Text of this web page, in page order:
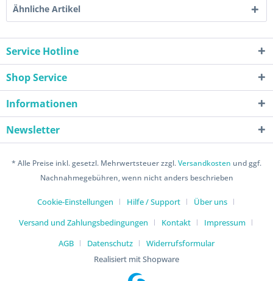
Ähnliche Artikel
Service Hotline
Shop Service
Informationen
Newsletter
* Alle Preise inkl. gesetzl. Mehrwertsteuer zzgl.Versandkosten und ggf.
Nachnahmegebühren, wenn nicht anders beschrieben
Cookie-Einstellungen Hilfe / Support
Über uns
Versand und Zahlungsbedingungen
Kontakt
Impressum
AGB
Datenschutz
Widerrufsformular
Realisiert mit Shopware